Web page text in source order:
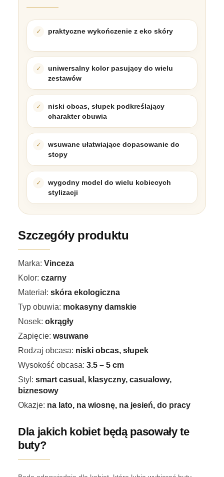
praktyczne wykończenie z eko skóry
uniwersalny kolor pasujący do wielu
zestawów
niski obcas, słupek podkreślający
charakter obuwia
wsuwane ułatwiające dopasowanie do
stopy
wygodny model do wielu kobiecych
stylizacji
Szczegóły produktu
Marka: Vinceza
Kolor: czarny
Materiał: skóra ekologiczna
Typ obuwia: mokasyny damskie
Nosek: okrągły
Zapięcie: wsuwane
Rodzaj obcasa: niski obcas, słupek
Wysokość obcasa: 3.5 – 5 cm
Styl: smart casual, klasyczny, casualowy,
biznesowy
Okazje: na lato, na wiosnę, na jesień, do pracy
Dla jakich kobiet będą pasowały te
buty?